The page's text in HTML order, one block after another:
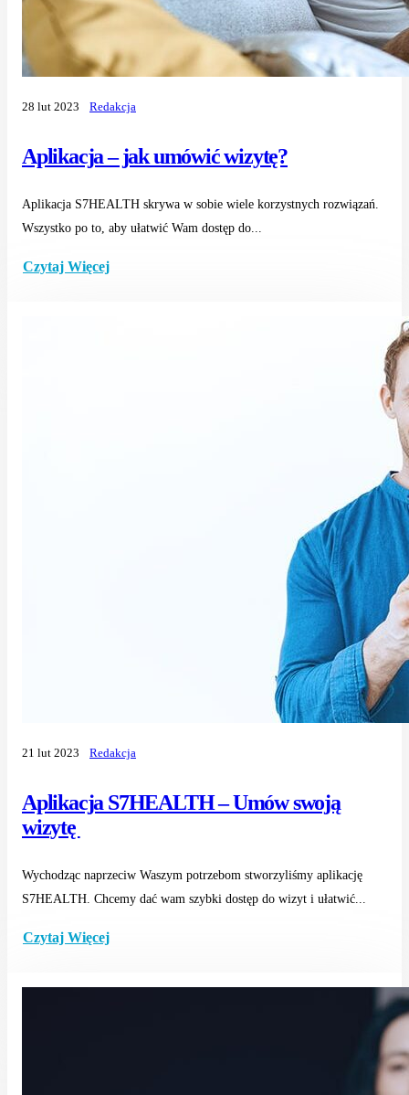
Aplikacja – jak umówić wizytę?
28 lut 2023 Redakcja
Aplikacja S7HEALTH skrywa w sobie wiele korzystnych rozwiązań.
Wszystko po to, aby ułatwić Wam dostęp do...
Czytaj Więcej
Aplikacja S7HEALTH – Umów swoją
wizytę
21 lut 2023 Redakcja
Wychodząc naprzeciw Waszym potrzebom stworzyliśmy aplikację
S7HEALTH. Chcemy dać wam szybki dostęp do wizyt i ułatwić...
Czytaj Więcej